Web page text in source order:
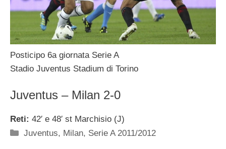
Posticipo 6a giornata Serie A
Stadio Juventus Stadium di Torino
Juventus – Milan 2-0
Reti: 42′ e 48′ st Marchisio (J)
Categorie
Juventus, Milan, Serie A 2011/2012